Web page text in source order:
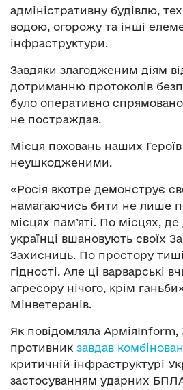
адміністративну будівлю,
водою, огорожу та інші
інфраструктури.
Завдяки злагодженим діям
дотриманню протоколів
було оперативно спрямовано
не постраждав.
Місця поховань наших
неушкодженими.
«Росія вкотре демонструє
намагаючись бити не лише
місцях пам’яті. По місцях,
українці вшановують своїх
Захисниць. По простору
гідності. Але ці варварські
агресору нічого, крім
Мінветеранів.
Як повідомляла АрміяInform,
противник завдав
критичній інфраструктурі
застосуванням ударних